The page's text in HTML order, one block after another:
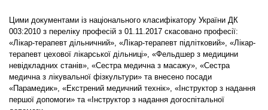
Цими документами із національного класифікатору України ДК
003:2010 з переліку професій з 01.11.2017 скасовано професії:
«Лікар-терапевт дільничний», «Лікар-терапевт підлітковий», «Лікар-
терапевт цехової лікарської дільниці», «Фельдшер з медицини
невідкладних станів», «Сестра медична з масажу», «Сестра
медична з лікувальної фізкультури» та внесено посади
«Парамедик», «Екстрений медичний технік», «Інструктор з надання
першої допомоги» та «Інструктор з надання догоспітальної